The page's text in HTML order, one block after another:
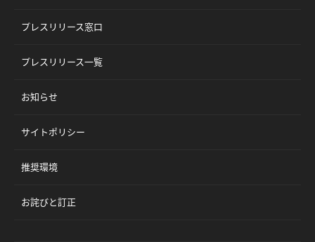
プレスリリース窓口
プレスリリース一覧
お知らせ
サイトポリシー
推奨環境
お詫びと訂正